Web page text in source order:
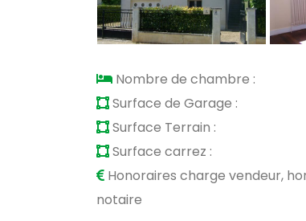
Nombre de chambre :
Surface de Garage :
Surface Terrain :
Surface carrez :
Honoraires charge vendeur,
notaire